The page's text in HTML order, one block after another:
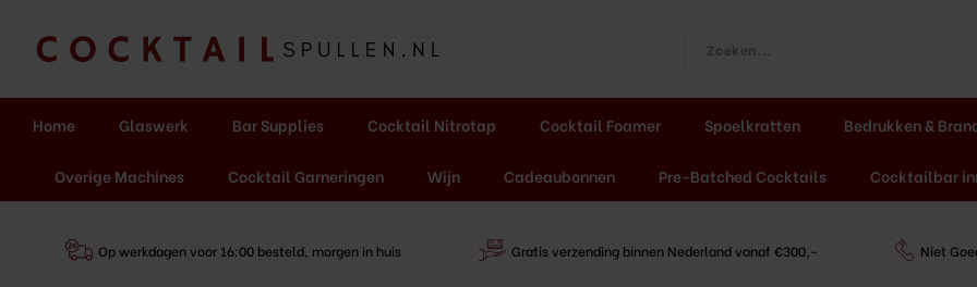
Home Glaswerk Bar Supplies Cocktail Nitrotap Cocktail Foamer Spoelkratten Bedrukken &
Overige Machines Cocktail Garneringen Wijn Cadeaubonnen Pre-Batched Cocktails Cocktailbar
Op werkdagen voor 16:00 besteld, morgen in huis Gratis verzending binnen Nederland vanaf €300,- Niet